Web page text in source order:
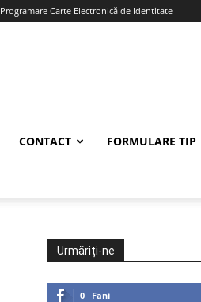
Programare Carte Electronică de Identitate
CONTACT FORMULARE TIP
Urmăriți-ne
0 Fani